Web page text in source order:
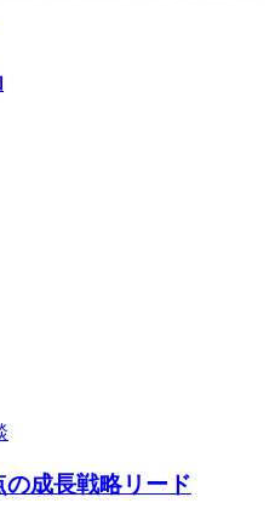
の成長戦略リード